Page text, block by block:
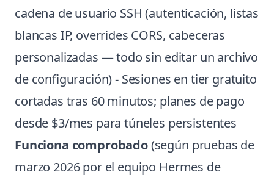
cadena de usuario SSH (autenticación, listas
blancas IP, overrides CORS, cabeceras
personalizadas — todo sin editar un archivo
de configuración) - Sesiones en tier gratuito
cortadas tras 60 minutos; planes de pago
desde $3/mes para túneles persistentes
Funciona comprobado(según pruebas de
marzo 2026 por el equipo Hermes de